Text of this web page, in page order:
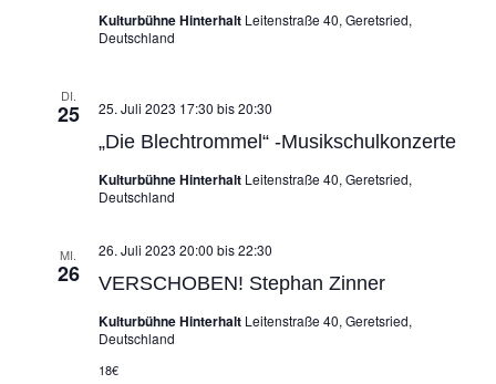
Kulturbühne Hinterhalt Leitenstraße 40, Geretsried,
Deutschland
DI.
25
„Die Blechtrommel“ -Musikschulkonzerte
25. Juli 2023 17:30 bis20:30
Kulturbühne Hinterhalt Leitenstraße 40, Geretsried,
Deutschland
MI.
26 VERSCHOBEN! Stephan Zinner
26. Juli 2023 20:00 bis22:30
Kulturbühne Hinterhalt Leitenstraße 40, Geretsried,
Deutschland
18€